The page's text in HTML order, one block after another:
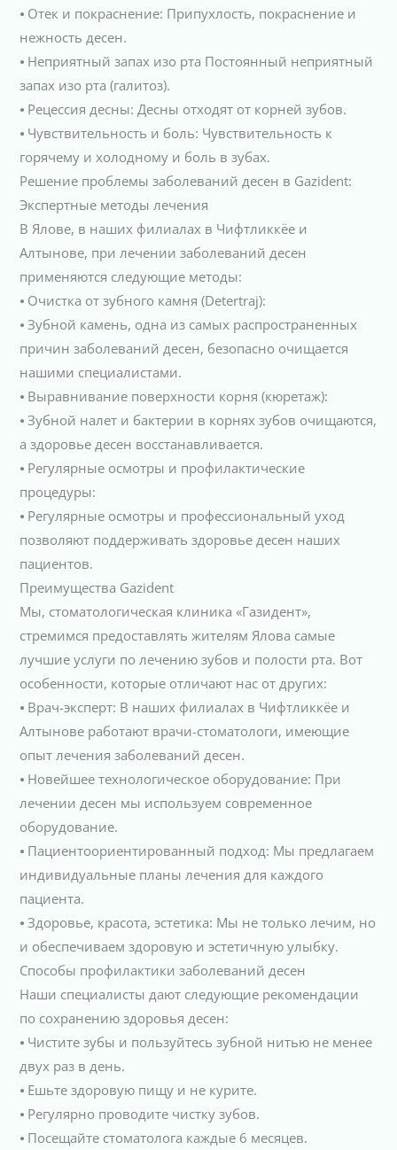
⦁ Отек и покраснение: Припухлость, покраснение и
нежность десен.
⦁ Неприятный запах изо рта Постоянный неприятный
запах изо рта (галитоз).
⦁ Рецессия десны: Десны отходят от корней зубов.
⦁ Чувствительность и боль: Чувствительность к
горячему и холодному и боль в зубах.
Решение проблемы заболеваний десен в Gazident:
Экспертные методы лечения
В Ялове, в наших филиалах в Чифтликкёе и
Алтынове, при лечении заболеваний десен
применяются следующие методы:
⦁ Очистка от зубного камня (Detertraj):
⦁ Зубной камень, одна из самых распространенных
причин заболеваний десен, безопасно очищается
нашими специалистами.
⦁ Выравнивание поверхности корня (кюретаж):
⦁ Зубной налет и бактерии в корнях зубов очищаются,
а здоровье десен восстанавливается.
⦁ Регулярные осмотры и профилактические
процедуры:
⦁ Регулярные осмотры и профессиональный уход
позволяют поддерживать здоровье десен наших
пациентов.
Преимущества Gazident
Мы, стоматологическая клиника «Газидент»,
стремимся предоставлять жителям Ялова самые
лучшие услуги по лечению зубов и полости рта. Вот
особенности, которые отличают нас от других:
⦁ Врач-эксперт: В наших филиалах в Чифтликкёе и
Алтынове работают врачи-стоматологи, имеющие
опыт лечения заболеваний десен.
⦁ Новейшее технологическое оборудование: При
лечении десен мы используем современное
оборудование.
⦁ Пациентоориентированный подход: Мы предлагаем
индивидуальные планы лечения для каждого
пациента.
⦁ Здоровье, красота, эстетика: Мы не только лечим, но
и обеспечиваем здоровую и эстетичную улыбку.
Способы профилактики заболеваний десен
Наши специалисты дают следующие рекомендации
по сохранению здоровья десен:
⦁ Чистите зубы и пользуйтесь зубной нитью не менее
двух раз в день.
⦁ Ешьте здоровую пищу и не курите.
⦁ Регулярно проводите чистку зубов.
⦁ Посещайте стоматолога каждые 6 месяцев.